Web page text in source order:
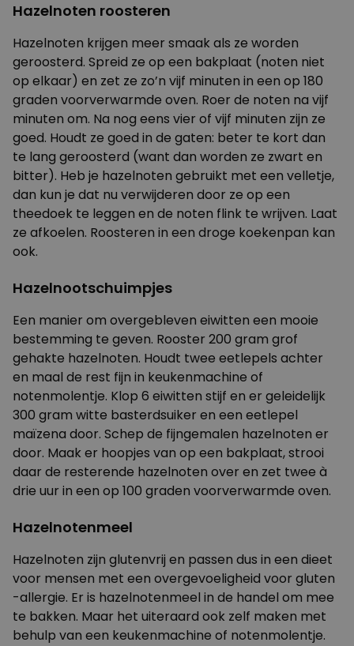
Hazelnoten roosteren
Hazelnoten krijgen meer smaak als ze worden
geroosterd. Spreid ze op een bakplaat (noten niet
op elkaar) en zet ze zo’n vijf minuten in een op 180
graden voorverwarmde oven. Roer de noten na vijf
minuten om. Na nog eens vier of vijf minuten zijn ze
goed. Houdt ze goed in de gaten: beter te kort dan
te lang geroosterd (want dan worden ze zwart en
bitter). Heb je hazelnoten gebruikt met een velletje,
dan kun je dat nu verwijderen door ze op een
theedoek te leggen en de noten flink te wrijven. Laat
ze afkoelen. Roosteren in een droge koekenpan kan
ook.
Hazelnootschuimpjes
Een manier om overgebleven eiwitten een mooie
bestemming te geven. Rooster 200 gram grof
gehakte hazelnoten. Houdt twee eetlepels achter
en maal de rest fijn in keukenmachine of
notenmolentje. Klop 6 eiwitten stijf en er geleidelijk
300 gram witte basterdsuiker en een eetlepel
maïzena door. Schep de fijngemalen hazelnoten er
door. Maak er hoopjes van op een bakplaat, strooi
daar de resterende hazelnoten over en zet twee à
drie uur in een op 100 graden voorverwarmde oven.
Hazelnotenmeel
Hazelnoten zijn glutenvrij en passen dus in een dieet
voor mensen met een overgevoeligheid voor gluten
-allergie. Er is hazelnotenmeel in de handel om mee
te bakken. Maar het uiteraard ook zelf maken met
behulp van een keukenmachine of notenmolentje.